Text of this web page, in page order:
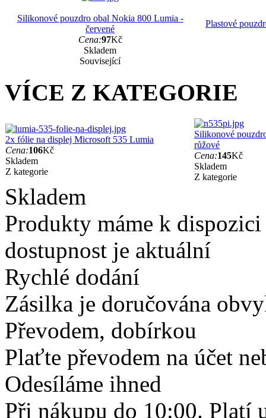
Silikonové pouzdro obal Nokia 800 Lumia -
červené
Cena:97Kč
Skladem
Související
Plastové
VÍCE Z KATEGORIE
2x fólie na displej Microsoft 535 Lumia
Cena:106Kč
Skladem
Z kategorie
Silikonové
růžové
Cena:145Kč
Skladem
Z kategorie
Skladem
Produkty máme k
dostupnost je aktuální
Rychlé dodání
Zásilka je doručována
Převodem, dobírkou
Plaťte převodem na účet
Odesíláme ihned
Při nákupu do 10:00. Platí